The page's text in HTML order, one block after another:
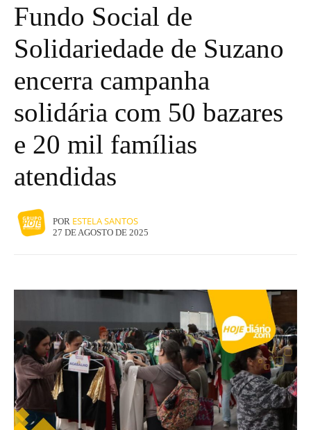
Fundo Social de
Solidariedade de Suzano
encerra campanha
solidária com 50 bazares
e 20 mil famílias
atendidas
POR ESTELA SANTOS
27 DE AGOSTO DE 2025